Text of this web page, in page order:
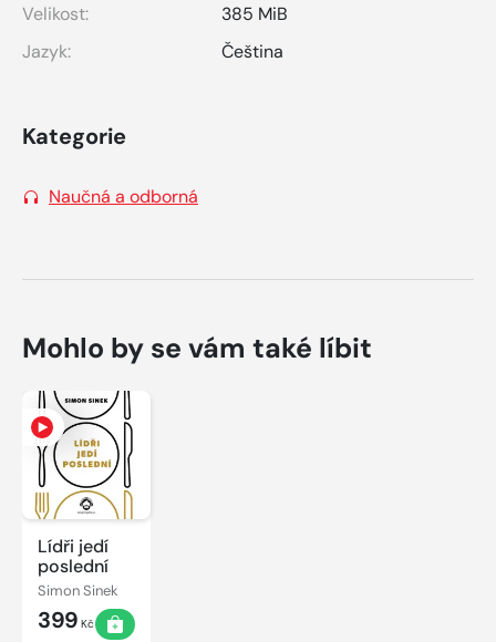
Velikost:
385 MiB
Jazyk:
Čeština
Kategorie
Naučná a odborná
Mohlo by se vám také líbit
Lídři jedí
poslední
Simon Sinek
399 Kč